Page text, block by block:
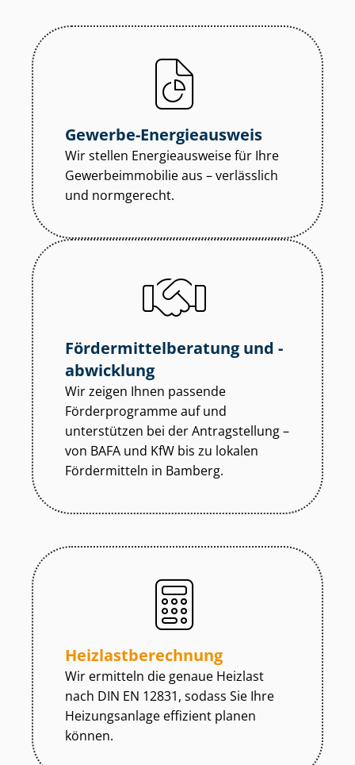
Gewerbe-Energieausweis
Wir stellen Energieausweise für Ihre
Ge­wer­be­im­mo­bi­lie aus – verlässlich
und normgerecht.
För­der­mit­tel­be­ra­tung und -
abwicklung
Wir zeigen Ihnen passende
Förderprogramme auf und
unterstützen bei der Antragstellung –
von BAFA und KfW bis zu lokalen
Fördermitteln in Bamberg.
Heiz­last­be­rech­nung
Wir ermitteln die genaue Heizlast
nach DIN EN 12831, sodass Sie Ihre
Heizungsanlage effizient planen
können.